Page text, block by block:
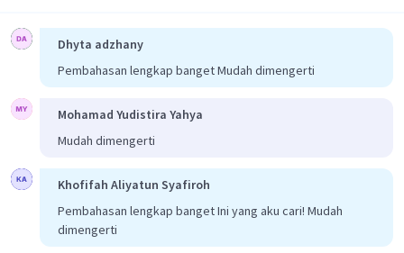
Dhyta adzhany
Pembahasan lengkap banget Mudah dimengerti
Mohamad Yudistira Yahya
Mudah dimengerti
Khofifah Aliyatun Syafiroh
Pembahasan lengkap banget Ini yang aku cari! Mudah
dimengerti